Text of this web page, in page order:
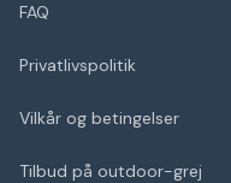
FAQ
Privatlivspolitik
Vilkår og betingelser
Tilbud på outdoor-grej